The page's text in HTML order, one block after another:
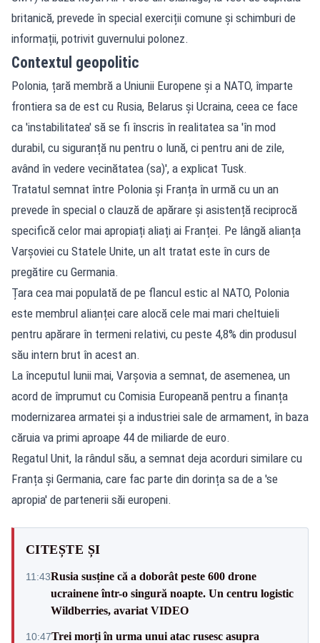
britanică, prevede în special exerciții comune și schimburi de
informații, potrivit guvernului polonez.
Contextul geopolitic
Polonia, țară membră a Uniunii Europene și a NATO, împarte
frontiera sa de est cu Rusia, Belarus și Ucraina, ceea ce face
ca 'instabilitatea' să se fi înscris în realitatea sa 'în mod
durabil, cu siguranță nu pentru o lună, ci pentru ani de zile,
având în vedere vecinătatea (sa)', a explicat Tusk.
Tratatul semnat între Polonia și Franța în urmă cu un an
prevede în special o clauză de apărare și asistență reciprocă
specifică celor mai apropiați aliați ai Franței. Pe lângă alianța
Varșoviei cu Statele Unite, un alt tratat este în curs de
pregătire cu Germania.
Țara cea mai populată de pe flancul estic al NATO, Polonia
este membrul alianței care alocă cele mai mari cheltuieli
pentru apărare în termeni relativi, cu peste 4,8% din produsul
său intern brut în acest an.
La începutul lunii mai, Varșovia a semnat, de asemenea, un
acord de împrumut cu Comisia Europeană pentru a finanța
modernizarea armatei și a industriei sale de armament, în baza
căruia va primi aproape 44 de miliarde de euro.
Regatul Unit, la rândul său, a semnat deja acorduri similare cu
Franța și Germania, care fac parte din dorința sa de a 'se
apropia' de partenerii săi europeni.
CITEȘTE ȘI
11:43Rusia susține că a doborât peste 600 drone
ucrainene într-o singură noapte. Un centru logistic
Wildberries, avariat VIDEO
10:47Trei morți în urma unui atac rusesc asupra